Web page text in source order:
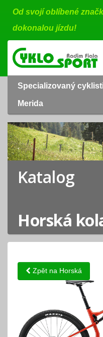
Od svojí oblíbené
dokonalou jízdu!
Specializovaný
Merida
Katalog
Horská
Zpět na Horská